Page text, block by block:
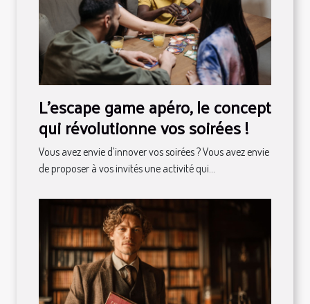
L’escape game apéro, le concept
qui révolutionne vos soirées !
Vous avez envie d’innover vos soirées ? Vous avez envie
de proposer à vos invités une activité qui...